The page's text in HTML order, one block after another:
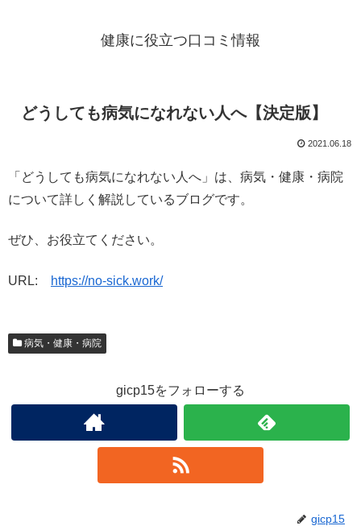
健康に役立つ口コミ情報
どうしても病気になれない人へ【決定版】
2021.06.18
「どうしても病気になれない人へ」は、病気・健康・病院
について詳しく解説しているブログです。
ぜひ、お役立てください。
URL: https://no-sick.work/
病気・健康・病院
gicp15をフォローする
gicp15